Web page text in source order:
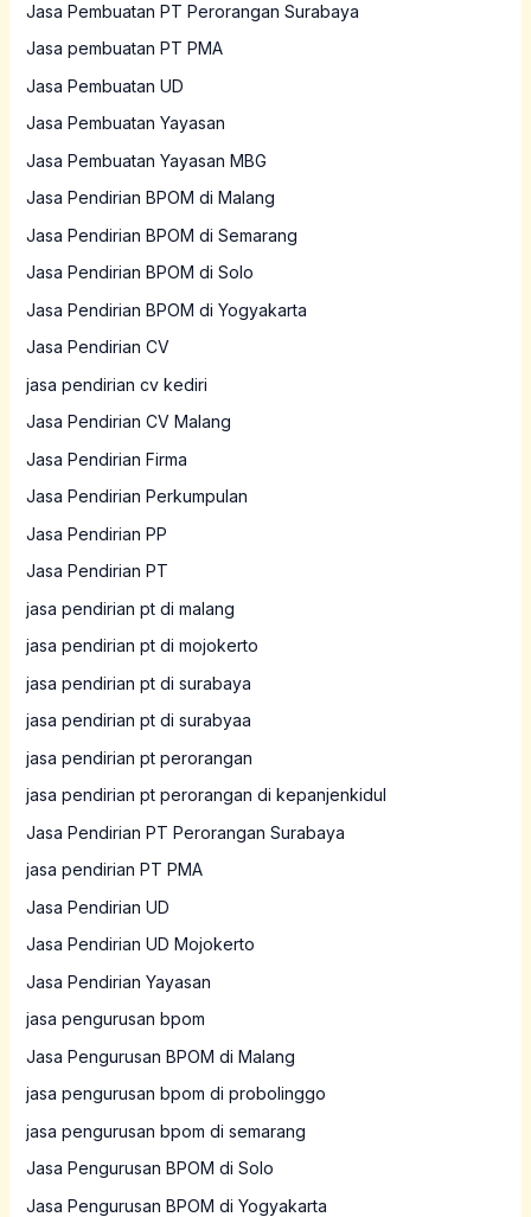
Jasa Pembuatan PT Perorangan Surabaya
Jasa pembuatan PT PMA
Jasa Pembuatan UD
Jasa Pembuatan Yayasan
Jasa Pembuatan Yayasan MBG
Jasa Pendirian BPOM di Malang
Jasa Pendirian BPOM di Semarang
Jasa Pendirian BPOM di Solo
Jasa Pendirian BPOM di Yogyakarta
Jasa Pendirian CV
jasa pendirian cv kediri
Jasa Pendirian CV Malang
Jasa Pendirian Firma
Jasa Pendirian Perkumpulan
Jasa Pendirian PP
Jasa Pendirian PT
jasa pendirian pt di malang
jasa pendirian pt di mojokerto
jasa pendirian pt di surabaya
jasa pendirian pt di surabyaa
jasa pendirian pt perorangan
jasa pendirian pt perorangan di kepanjenkidul
Jasa Pendirian PT Perorangan Surabaya
jasa pendirian PT PMA
Jasa Pendirian UD
Jasa Pendirian UD Mojokerto
Jasa Pendirian Yayasan
jasa pengurusan bpom
Jasa Pengurusan BPOM di Malang
jasa pengurusan bpom di probolinggo
jasa pengurusan bpom di semarang
Jasa Pengurusan BPOM di Solo
Jasa Pengurusan BPOM di Yogyakarta